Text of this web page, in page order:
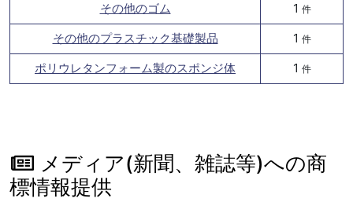
その他のゴム
1 件
その他のプラスチック基礎製品 1 件
ポリウレタンフォーム製のスポンジ体 1 件
メディア(新聞、雑誌等)への商
標情報提供